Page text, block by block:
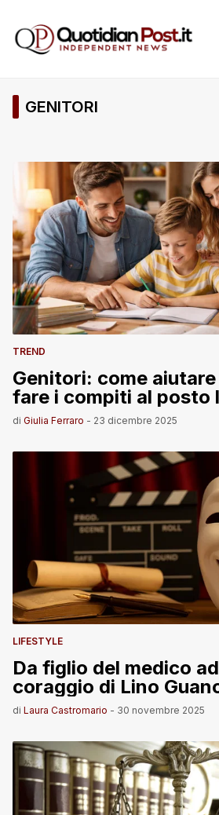
GENITORI
TREND
Genitori: come
fare i compiti al posto
di Giulia Ferraro - 23 dicembre 2025
LIFESTYLE
Da figlio del medico
coraggio di Lino
di Laura Castromario - 30 novembre 2025